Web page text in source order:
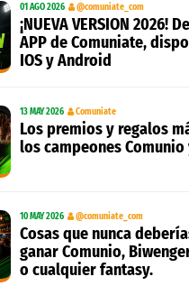
01 AGO 2026 @comuniate_com
¡NUEVA VERSION 2026!
APP de Comuniate,
IOS y Android
13 MAY 2026 Comuniate
Los premios y regalos
los campeones
10 MAY 2026 @comuniate_com
Cosas que nunca
ganar Comunio,
o cualquier fantasy.